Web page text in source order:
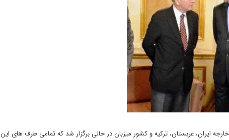
ایران، عربستان، ترکیه و کشور میزبان در حالی برگزار شد که تمامی طرف های این